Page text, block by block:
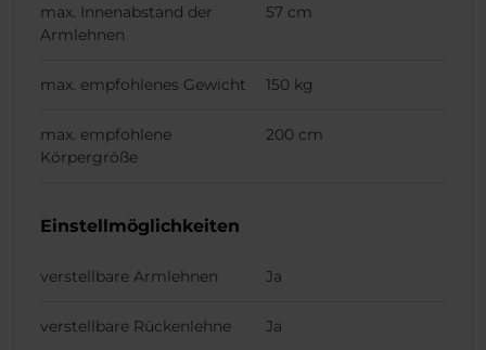
max. Innenabstand der
Armlehnen
57 cm
max. empfohlenes Gewicht 150 kg
max. empfohlene
Körpergröße
200 cm
Einstellmöglichkeiten
verstellbare Armlehnen Ja
verstellbare Rückenlehne Ja